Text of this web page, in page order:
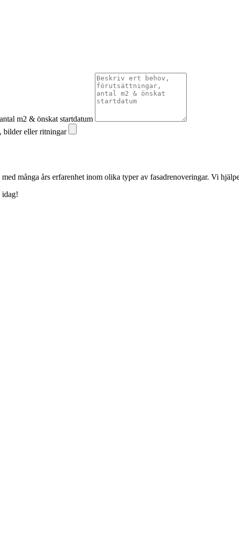
m2 & önskat startdatum
bilder eller ritningar
många års erfarenhet inom olika typer av fasadrenoveringar. Vi
idag!